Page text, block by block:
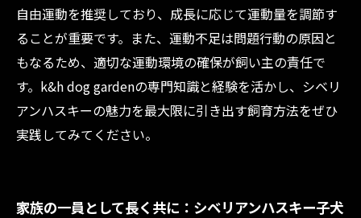
自由運動を推奨しており、成長に応じて運動量を調節す
ることが重要です。また、運動不足は問題行動の原因と
もなるため、適切な運動環境の確保が飼い主の責任で
す。k&h dog gardenの専門知識と経験を活かし、シベリ
アンハスキーの魅力を最大限に引き出す飼育方法をぜひ
実践してみてください。
家族の一員として長く共に：シベリアンハスキー子犬